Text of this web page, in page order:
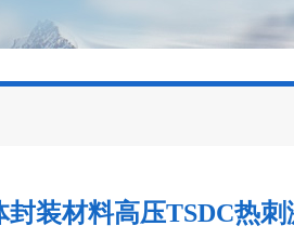
封装材料高压TSDC热